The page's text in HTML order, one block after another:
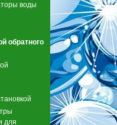
воды
обратного
для